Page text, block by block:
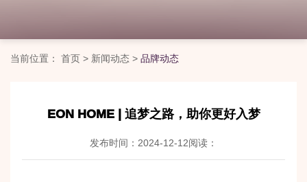
当前位置： 首页 > 新闻动态 > 品牌动态
EON HOME | 追梦之路，助你更好入梦
发布时间：2024-12-12阅读：